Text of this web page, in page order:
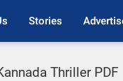
Stories
Thriller PDF